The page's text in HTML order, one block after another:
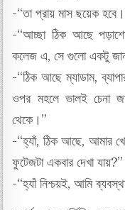
-“তা প্রায় মাস ছয়েক
-“আচ্ছা ঠিক আছে
কলেজ এ, সে গুলো একটু
-“ঠিক আছে ম্যাডাম,
ওপর মহলে ভালই চেনা
থেকে।”
-“হ্যাঁ, ঠিক আছে, আমার
ফুটেজটা একবার দেখা যায়?”
-“হ্যাঁ নিশ্চয়ই, আমি